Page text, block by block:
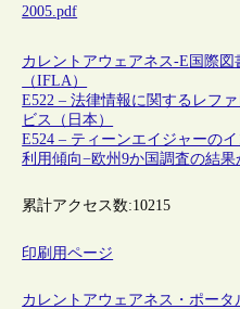
2005.pdf
カレントアウェアネス-E 国際図
（IFLA）
E522 – 法律情報に関するレフ
ビス（日本）
E524 – ティーンエイジャーの
利用傾向−欧州9か国調査の結果
累計アクセス数:10215
印刷用ページ
カレントアウェアネス・ポータ